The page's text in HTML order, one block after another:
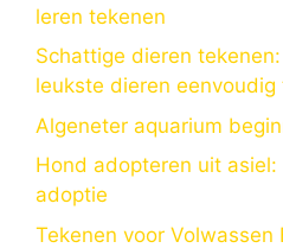
leren tekenen
Schattige dieren
leukste dieren eenvoudig
Algeneter aquarium
Hond adopteren uit
adoptie
Tekenen voor Volwassen